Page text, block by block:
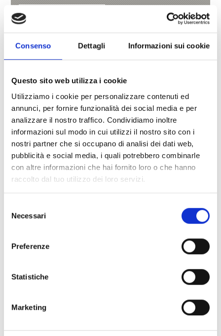
Consenso Dettagli Informazioni sui cookie
Questo sito web utilizza i cookie
Utilizziamo i cookie per personalizzare contenuti ed
annunci, per fornire funzionalità dei social media e per
analizzare il nostro traffico. Condividiamo inoltre
informazioni sul modo in cui utilizzi il nostro sito con i
nostri partner che si occupano di analisi dei dati web,
pubblicità e social media, i quali potrebbero combinarle
con altre informazioni che hai fornito loro o che hanno
raccolto dal tuo utilizzo dei loro servizi.
delNecessari
Preferenze
Statistiche
Marketing
RISTORANTE KUPPELRAIN
39020Castelbello